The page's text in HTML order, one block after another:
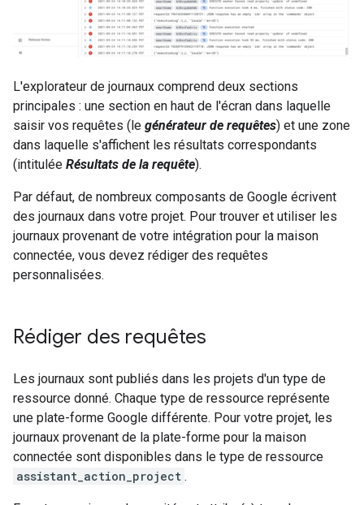
L'explorateur de journaux comprend deux sections
principales : une section en haut de l'écran dans laquelle
saisir vos requêtes (le générateur de requêtes) et une zone
dans laquelle s'affichent les résultats correspondants
(intitulée Résultats de la requête).
Par défaut, de nombreux composants de Google écrivent
des journaux dans votre projet. Pour trouver et utiliser les
journaux provenant de votre intégration pour la maison
connectée, vous devez rédiger des requêtes
personnalisées.
Rédiger des requêtes
Les journaux sont publiés dans les projets d'un type de
ressource donné. Chaque type de ressource représente
une plate-forme Google différente. Pour votre projet, les
journaux provenant de la plate-forme pour la maison
connectée sont disponibles dans le type de ressource
assistant_action_project .